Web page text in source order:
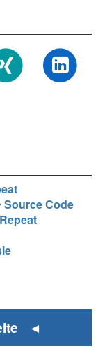
Source Code
◄